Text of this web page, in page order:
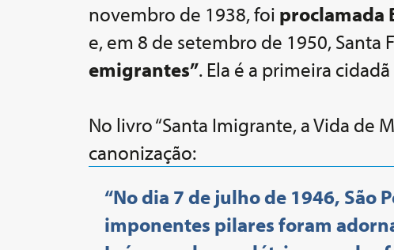
novembro de 1938, foi proclamada
e, em 8 de setembro de 1950, Santa
emigrantes”. Ela é a primeira
No livro “Santa Imigrante, a Vida de
canonização:
“No dia 7 de julho de 1946, São
imponentes pilares foram